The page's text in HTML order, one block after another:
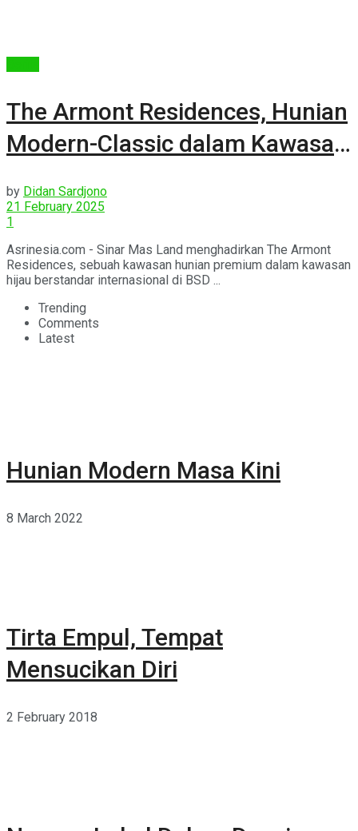
The Armont Residences, Hunian
Modern-Classic dalam Kawasan
by Didan Sardjono
21 February 2025
1
Asrinesia.com - Sinar Mas Land menghadirkan The Armont
Residences, sebuah kawasan hunian premium dalam kawasan
hijau berstandar internasional di BSD ...
Trending
Comments
Latest
Hunian Modern Masa Kini
8 March 2022
Tirta Empul, Tempat
Mensucikan Diri
2 February 2018